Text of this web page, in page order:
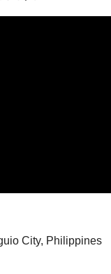
City, Philippines